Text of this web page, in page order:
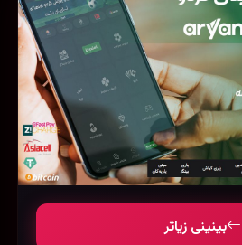
Son of Adam Daughter of Eve (2010)
49727
45157
بینینی زیاتر